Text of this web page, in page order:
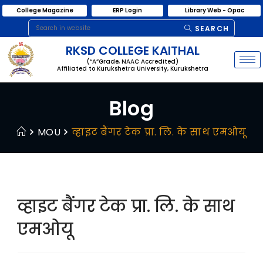
College Magazine ERP Login Library Web - Opac
SEARCH
RKSD COLLEGE KAITHAL
(“A”Grade, NAAC Accredited)
Affiliated to Kurukshetra University, Kurukshetra
Blog
MOU व्हाइट बैंगर टेक प्रा. लि. के साथ एमओयू
व्हाइट बैंगर टेक प्रा. लि. के साथ
एमओयू